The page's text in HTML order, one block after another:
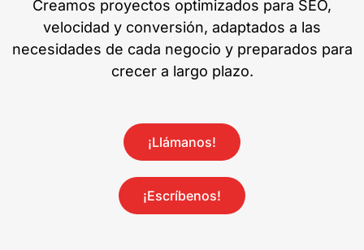
Creamos proyectos optimizados para SEO,
velocidad y conversión, adaptados a las
necesidades de cada negocio y preparados para
crecer a largo plazo.
¡Llámanos!
¡Escríbenos!